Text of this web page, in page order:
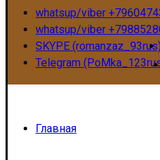
whatsup/viber
whatsup/viber
SKYPE
Telegram
Главная